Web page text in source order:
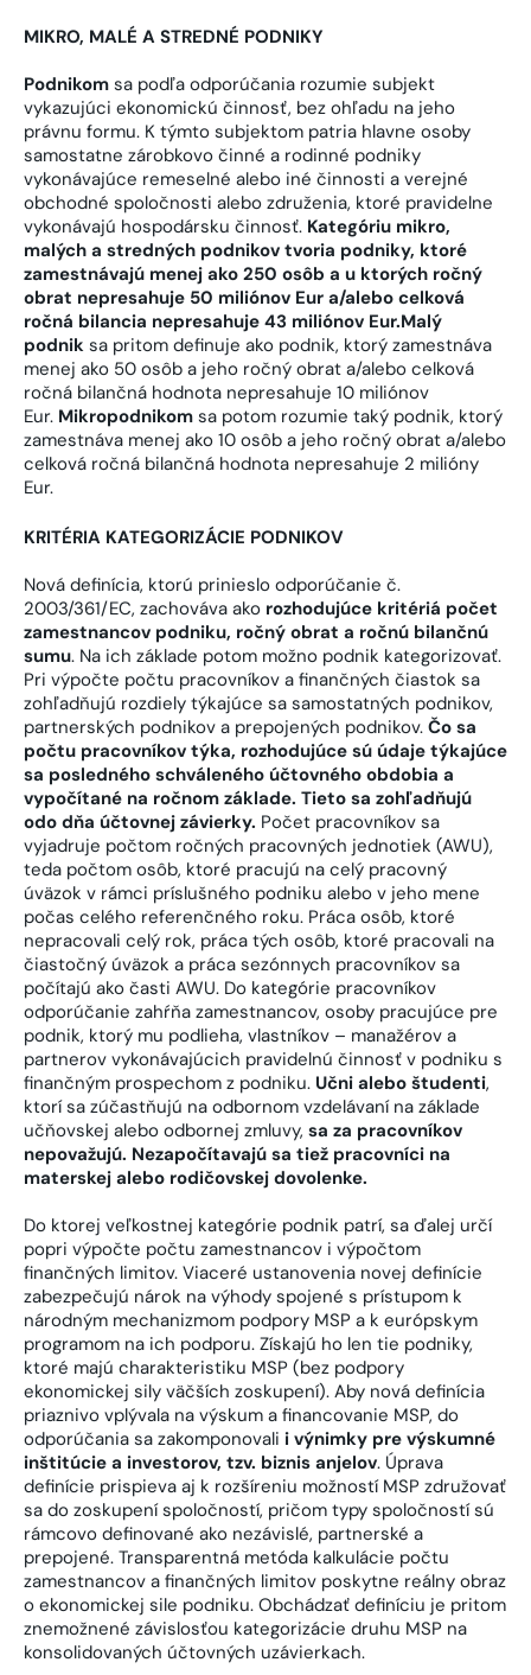
MIKRO, MALÉ A STREDNÉ PODNIKY
Podnikom sa podľa odporúčania rozumie subjekt
vykazujúci ekonomickú činnosť, bez ohľadu na jeho
právnu formu. K týmto subjektom patria hlavne osoby
samostatne zárobkovo činné a rodinné podniky
vykonávajúce remeselné alebo iné činnosti a verejné
obchodné spoločnosti alebo združenia, ktoré pravidelne
vykonávajú hospodársku činnosť. Kategóriu mikro,
malých a stredných podnikov tvoria podniky, ktoré
zamestnávajú menej ako 250 osôb a u ktorých ročný
obrat nepresahuje 50 miliónov Eur a/alebo celková
ročná bilancia nepresahuje 43 miliónov Eur.Malý
podnik sa pritom definuje ako podnik, ktorý zamestnáva
menej ako 50 osôb a jeho ročný obrat a/alebo celková
ročná bilančná hodnota nepresahuje 10 miliónov
Eur. Mikropodnikom sa potom rozumie taký podnik, ktorý
zamestnáva menej ako 10 osôb a jeho ročný obrat a/alebo
celková ročná bilančná hodnota nepresahuje 2 milióny
Eur.
KRITÉRIA KATEGORIZÁCIE PODNIKOV
Nová definícia, ktorú prinieslo odporúčanie č.
2003/361/EC, zachováva ako rozhodujúce kritériá počet
zamestnancov podniku, ročný obrat a ročnú bilančnú
sumu. Na ich základe potom možno podnik kategorizovať.
Pri výpočte počtu pracovníkov a finančných čiastok sa
zohľadňujú rozdiely týkajúce sa samostatných podnikov,
partnerských podnikov a prepojených podnikov. Čo sa
počtu pracovníkov týka, rozhodujúce sú údaje týkajúce
sa posledného schváleného účtovného obdobia a
vypočítané na ročnom základe. Tieto sa zohľadňujú
odo dňa účtovnej závierky. Počet pracovníkov sa
vyjadruje počtom ročných pracovných jednotiek (AWU),
teda počtom osôb, ktoré pracujú na celý pracovný
úväzok v rámci príslušného podniku alebo v jeho mene
počas celého referenčného roku. Práca osôb, ktoré
nepracovali celý rok, práca tých osôb, ktoré pracovali na
čiastočný úväzok a práca sezónnych pracovníkov sa
počítajú ako časti AWU. Do kategórie pracovníkov
odporúčanie zahŕňa zamestnancov, osoby pracujúce pre
podnik, ktorý mu podlieha, vlastníkov – manažérov a
partnerov vykonávajúcich pravidelnú činnosť v podniku s
finančným prospechom z podniku. Učni alebo študenti,
ktorí sa zúčastňujú na odbornom vzdelávaní na základe
učňovskej alebo odbornej zmluvy, sa za pracovníkov
nepovažujú. Nezapočítavajú sa tiež pracovníci na
materskej alebo rodičovskej dovolenke.
Do ktorej veľkostnej kategórie podnik patrí, sa ďalej určí
popri výpočte počtu zamestnancov i výpočtom
finančných limitov. Viaceré ustanovenia novej definície
zabezpečujú nárok na výhody spojené s prístupom k
národným mechanizmom podpory MSP a k európskym
programom na ich podporu. Získajú ho len tie podniky,
ktoré majú charakteristiku MSP (bez podpory
ekonomickej sily väčších zoskupení). Aby nová definícia
priaznivo vplývala na výskum a financovanie MSP, do
odporúčania sa zakomponovali i výnimky pre výskumné
inštitúcie a investorov, tzv. biznis anjelov. Úprava
definície prispieva aj k rozšíreniu možností MSP združovať
sa do zoskupení spoločností, pričom typy spoločností sú
rámcovo definované ako nezávislé, partnerské a
prepojené. Transparentná metóda kalkulácie počtu
zamestnancov a finančných limitov poskytne reálny obraz
o ekonomickej sile podniku. Obchádzať definíciu je pritom
znemožnené závislosťou kategorizácie druhu MSP na
konsolidovaných účtovných uzávierkach.